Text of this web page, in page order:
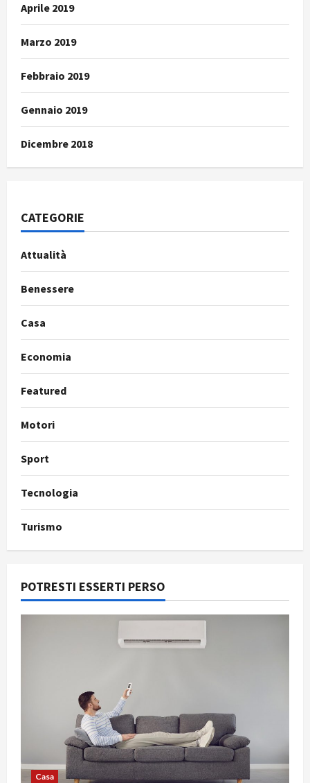
Aprile 2019
Marzo 2019
Febbraio 2019
Gennaio 2019
Dicembre 2018
CATEGORIE
Attualità
Benessere
Casa
Economia
Featured
Motori
Sport
Tecnologia
Turismo
POTRESTI ESSERTI PERSO
Casa